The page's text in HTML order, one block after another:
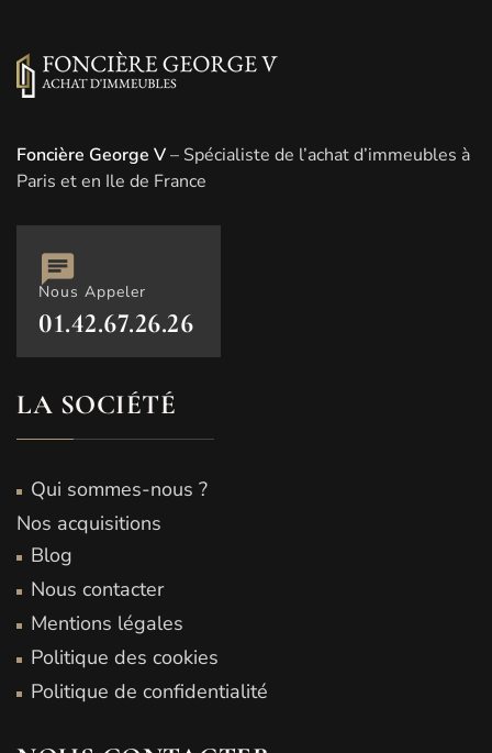
Foncière George V– Spécialiste de l’achat d’immeubles à
Paris et en Ile de France
Nous Appeler
01.42.67.26.26
LA SOCIÉTÉ
Qui sommes-nous ?
Nos acquisitions
Blog
Nous contacter
Mentions légales
Politique des cookies
Politique de confidentialité